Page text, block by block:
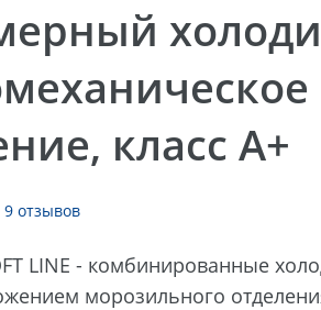
класс A+
9 отзывов
LINE - комбинированные
морозильного